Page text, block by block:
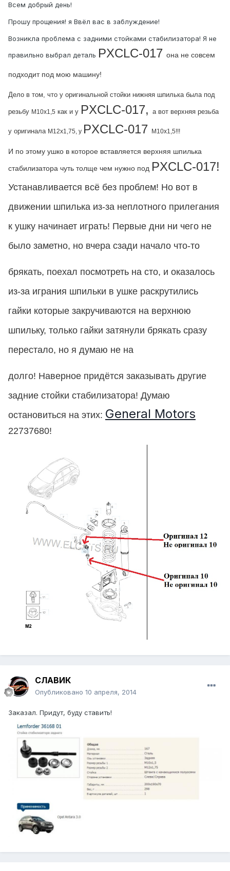
Всем добрый день!
Прошу прощения! я Ввёл вас в заблуждение!
Возникла проблема с задними стойками стабилизатора! Я не
правильно выбрал деталь PXCLC-017 она не совсем
подходит под мою машину!
Дело в том, что у оригинальной стойки нижняя шпилька была под
резьбу M10x1,5 как и у PXCLC-017, а вот верхняя резьба
у оригинала M12x1,75, у PXCLC-017 M10x1,5!!!
И по этому ушко в которое вставляется верхняя шпилька
стабилизатора чуть толще чем нужно под PXCLC-017!
Устанавливается всё без проблем! Но вот в
движении шпилька из-за неплотного прилегания
к ушку начинает играть! Первые дни ни чего не
было заметно, но вчера сзади начало что-то
брякать, поехал посмотреть на сто, и оказалось
из-за играния шпильки в ушке раскрутились
гайки которые закручиваются на верхнюю
шпильку, только гайки затянули брякать сразу
перестало, но я думаю не на
долго! Наверное придётся заказывать другие
задние стойки стабилизатора! Думаю
остановиться на этих: General Motors
22737680!
СЛАВИК
Опубликовано 10 апреля, 2014
Заказал. Придут, буду ставить!